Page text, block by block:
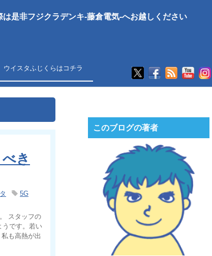
是非フジクラデンキ-藤倉電気-へお越しください
ウイスタふじくらはコチラ
き
5G
スタッフの
うです。若い
も高熱が出
このブログの著者